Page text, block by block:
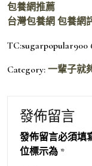
包養網推薦
台灣包養網 包養網
TC:sugarpopular900
Category: 一輩子就
發佈留言
發佈留言必須填
位標示為 *